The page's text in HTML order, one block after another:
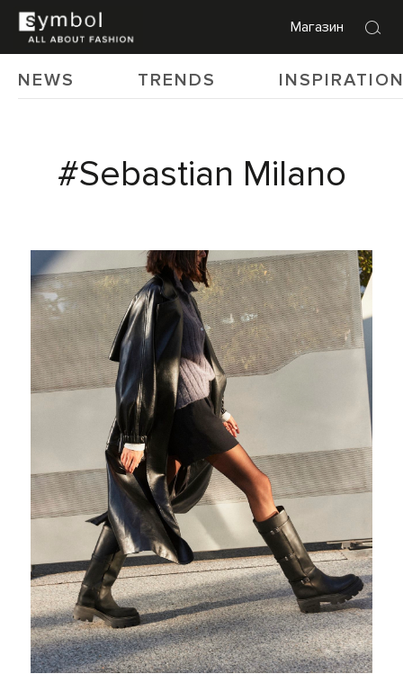
Магазин
NEWS TRENDS
#Sebastian Milano